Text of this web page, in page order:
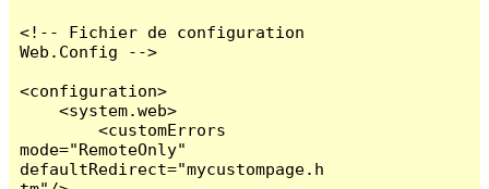
<!-- Fichier de configuration
Web.Config -->
<configuration>
    <system.web>
        <customErrors
mode="RemoteOnly"
defaultRedirect="mycustompage.h